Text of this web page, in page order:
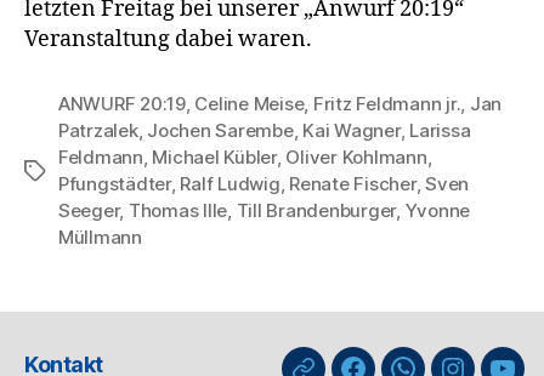
großes
Euch
letzten Freitag bei unserer „Anwurf 20:19“
Veranstaltung dabei waren.
Schlagwörter
ANWURF 20:19, Celine Meise, Fritz Feldmann jr. Jan
Patrzalek, Jochen Sarembe, Kai Wagner, Larissa
Feldmann Michael Kübler, Oliver Kohlmann
Pfungstädter, Ralf Ludwig Renate Fischer,Sven
Seeger, Thomas Ille Till Brandenburger, Yvonne
Müllmann
Kontakt